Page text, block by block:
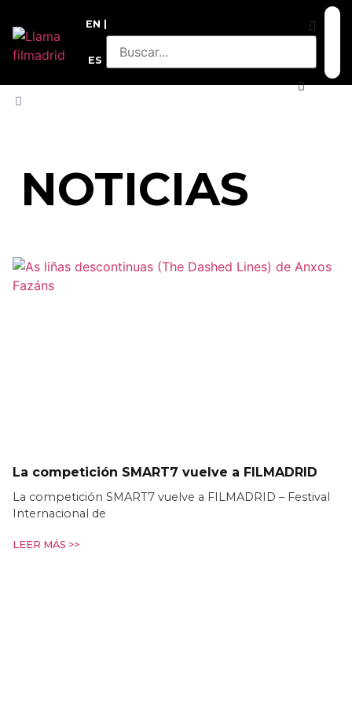
EN
ES
NOTICIAS
La competición SMART7 vuelve a FILMADRID
La competición SMART7 vuelve a FILMADRID – Festival
Internacional de
LEER MÁS >>